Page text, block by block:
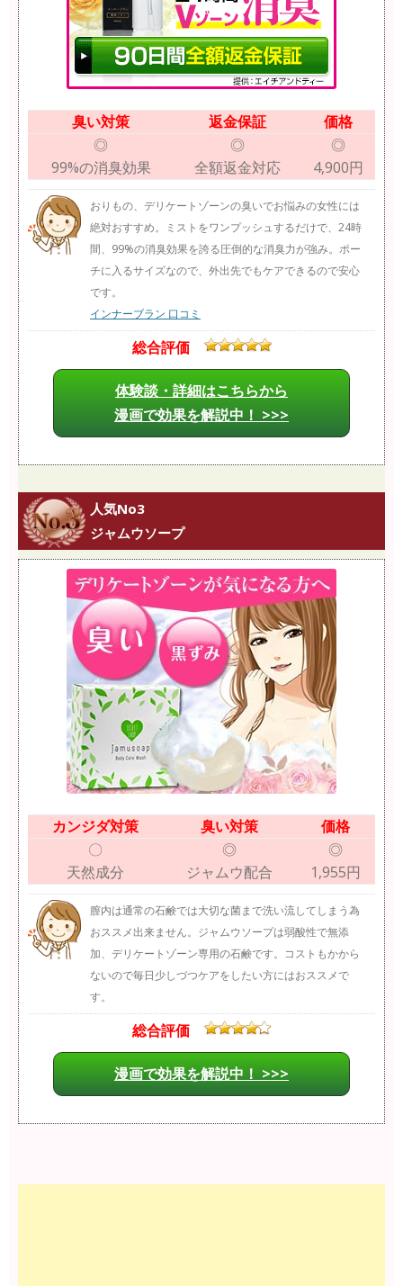
臭い対策 返金保証
価格
◎
99%の消臭効果
◎
全額返金対応
◎
4,900円
おりもの、デリケートゾーンの臭いでお悩みの女性には
絶対おすすめ。ミストをワンプッシュするだけで、24時
間、99%の消臭効果を誇る圧倒的な消臭力が強み。ポー
チに入るサイズなので、外出先でもケアできるので安心
です。
インナーブラン 口コミ
総合評価
体験談・詳細はこちらから
漫画で効果を解説中！ >>>
人気No3
ジャムウソープ
カンジダ対策 臭い対策
価格
〇
天然成分
◎
ジャムウ配合
◎
1,955円
膣内は通常の石鹸では大切な菌まで洗い流してしまう為
おススメ出来ません。ジャムウソープは弱酸性で無添
加、デリケートゾーン専用の石鹸です。コストもかから
ないので毎日少しづつケアをしたい方にはおススメで
す。
総合評価
漫画で効果を解説中！ >>>